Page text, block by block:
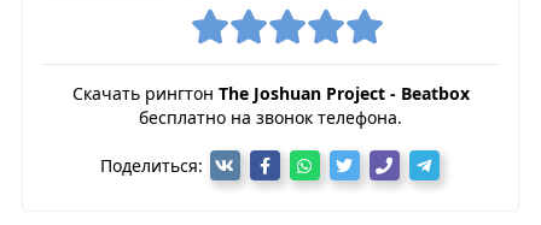
Скачать рингтон The Joshuan Project - Beatbox
бесплатно на звонок телефона.
Поделиться: